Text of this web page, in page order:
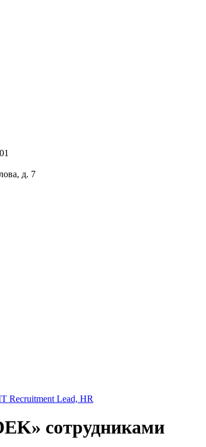
д. 7
Recruitment Lead, HR
сотрудниками